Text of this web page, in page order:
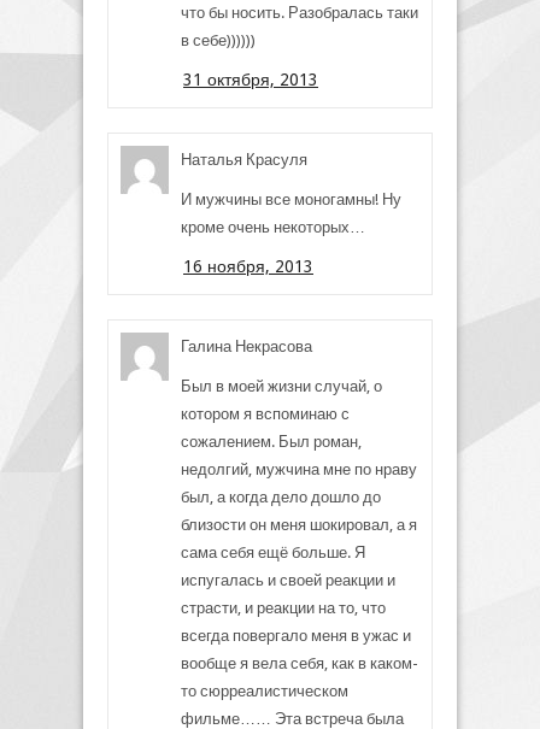
что бы носить. Разобралась таки
в себе))))))
31 октября, 2013
Наталья Красуля
И мужчины все моногамны! Ну
кроме очень некоторых…
16 ноября, 2013
Галина Некрасова
Был в моей жизни случай, о
котором я вспоминаю с
сожалением. Был роман,
недолгий, мужчина мне по нраву
был, а когда дело дошло до
близости он меня шокировал, а я
сама себя ещё больше. Я
испугалась и своей реакции и
страсти, и реакции на то, что
всегда повергало меня в ужас и
вообще я вела себя, как в каком-
то сюрреалистическом
фильме…… Эта встреча была